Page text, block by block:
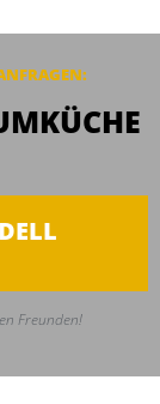
Freunden!